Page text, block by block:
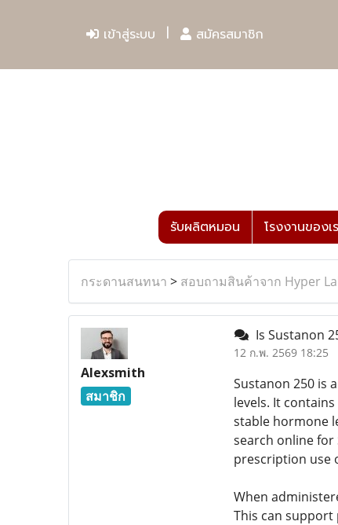
เข้าสู่ระบบ สมัครสมาชิก
รับผลิตหมอน โรงงานของเ
กระดานสนทนา > สอบถามสินค้าจาก Hyper
Alexsmith
สมาชิก
Is Sustanon
12 ก.พ. 2569 18:25
Sustanon 250 is
levels. It
stable hormone
search online
prescription use
When
This can